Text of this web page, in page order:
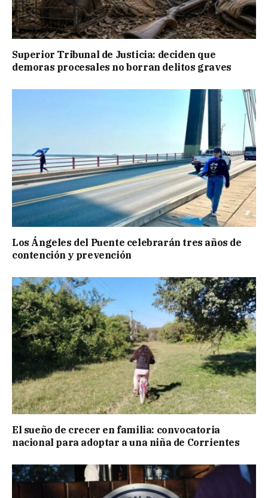
Superior Tribunal de Justicia: deciden que
demoras procesales no borran delitos graves
Los Ángeles del Puente celebrarán tres años de
contención y prevención
El sueño de crecer en familia: convocatoria
nacional para adoptar a una niña de Corrientes